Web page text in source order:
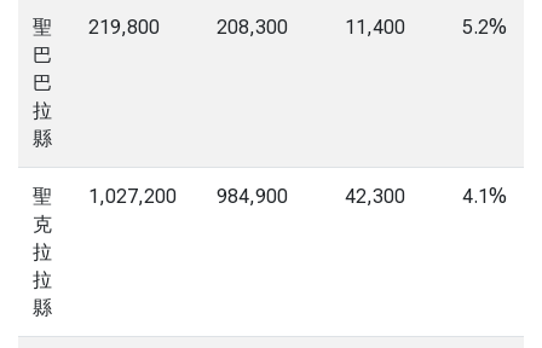
聖
巴
巴
拉
縣
219,800 208,300 11,400 5.2%
聖
克
拉
拉
縣
1,027,200 984,900 42,300 4.1%